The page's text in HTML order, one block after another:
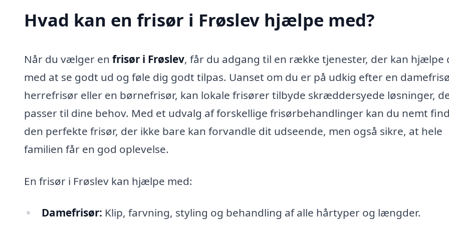
Hvad kan en frisør i Frøslev hjælpe med?
Når du vælger en frisør i Frøslev, får du adgang til en række tjenester, der kan hjælpe
med at se godt ud og føle dig godt tilpas. Uanset om du er på udkig efter en
herrefrisør eller en børnefrisør, kan lokale frisører tilbyde skræddersyede løsninger,
passer til dine behov. Med et udvalg af forskellige frisørbehandlinger kan du nemt
den perfekte frisør, der ikke bare kan forvandle dit udseende, men også sikre, at hele
familien får en god oplevelse.
En frisør i Frøslev kan hjælpe med:
Damefrisør: Klip, farvning, styling og behandling af alle hårtyper og længder.